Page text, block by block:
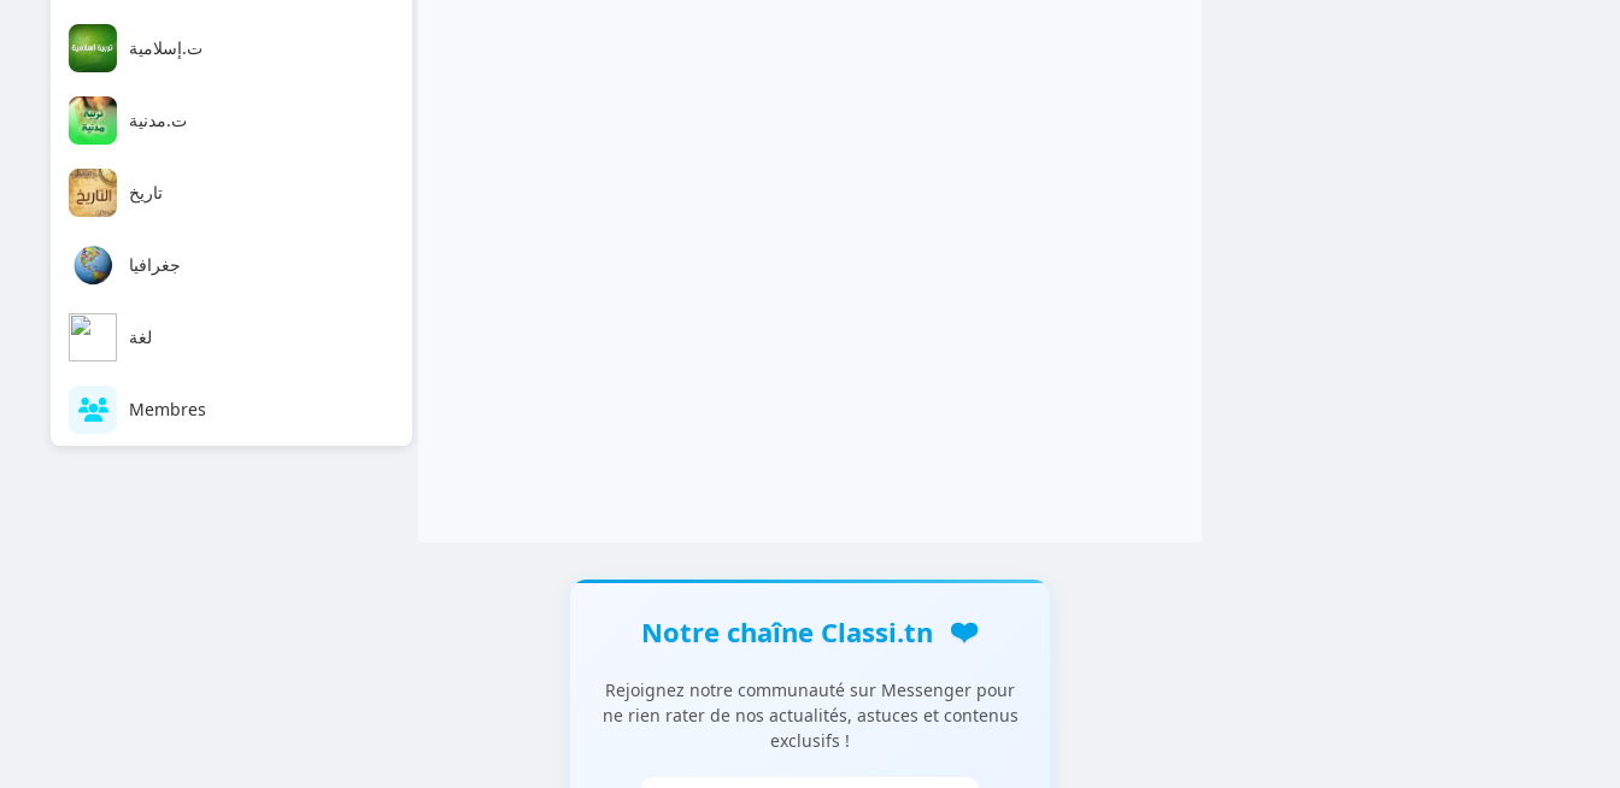
ت.إسلامية
ت.مدنية
تاريخ
جغرافيا
لغة
Membres
Notre chaîne Classi.tn ❤️
Rejoignez notre communauté sur Messenger pour
ne rien rater de nos actualités, astuces et contenus
exclusifs !